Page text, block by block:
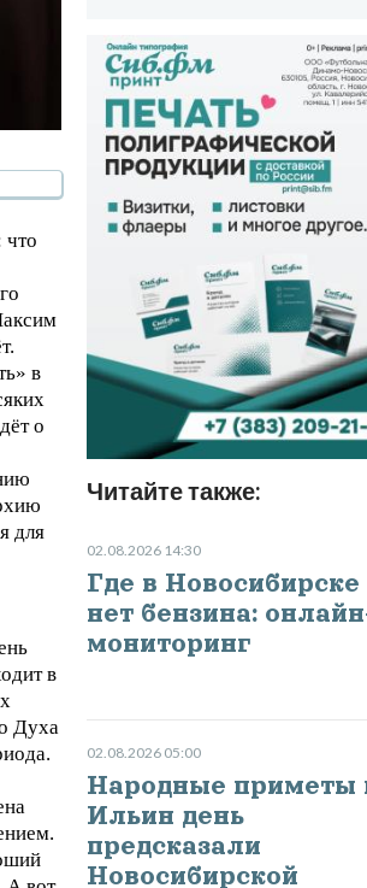
в
о
для
в
Духа
Читайте также:
02.08.2026 14:30
Где в Новосибирске
нет бензина:
мониторинг
02.08.2026 05:00
Народные приметы
Ильин день
предсказали
Новосибирской